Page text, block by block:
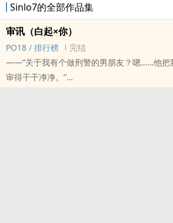
Sinlo7的全部作品集
审讯（白起×你）
PO18 / 排行榜
完结
——“关于我有个做刑警的男朋友？嗯……他把
审得干干净净。”